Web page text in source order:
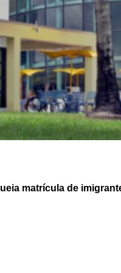
matrícula de